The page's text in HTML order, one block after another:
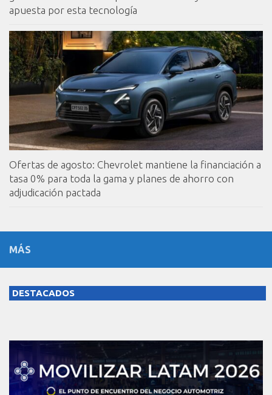
apuesta por esta tecnología
Ofertas de agosto: Chevrolet mantiene la financiación a
tasa 0% para toda la gama y planes de ahorro con
adjudicación pactada
MÁS
DESTACADOS